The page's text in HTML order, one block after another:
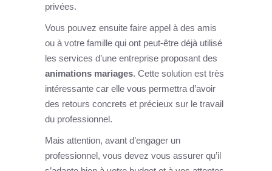
privées.
Vous pouvez ensuite faire appel à des amis
ou à votre famille qui ont peut-être déjà utilisé
les services d’une entreprise proposant des
animations mariages. Cette solution est très
intéressante car elle vous permettra d’avoir
des retours concrets et précieux sur le travail
du professionnel.
Mais attention, avant d’engager un
professionnel, vous devez vous assurer qu’il